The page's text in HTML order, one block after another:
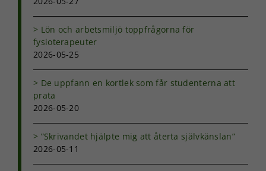
Lön och arbetsmiljö toppfrågorna för
fysioterapeuter
2026-05-25
De uppfann en kortlek som får studenterna att
prata
2026-05-20
”Skrivandet hjälpte mig att återta självkänslan”
2026-05-11
Dessa kakor
går inte att
taget ska